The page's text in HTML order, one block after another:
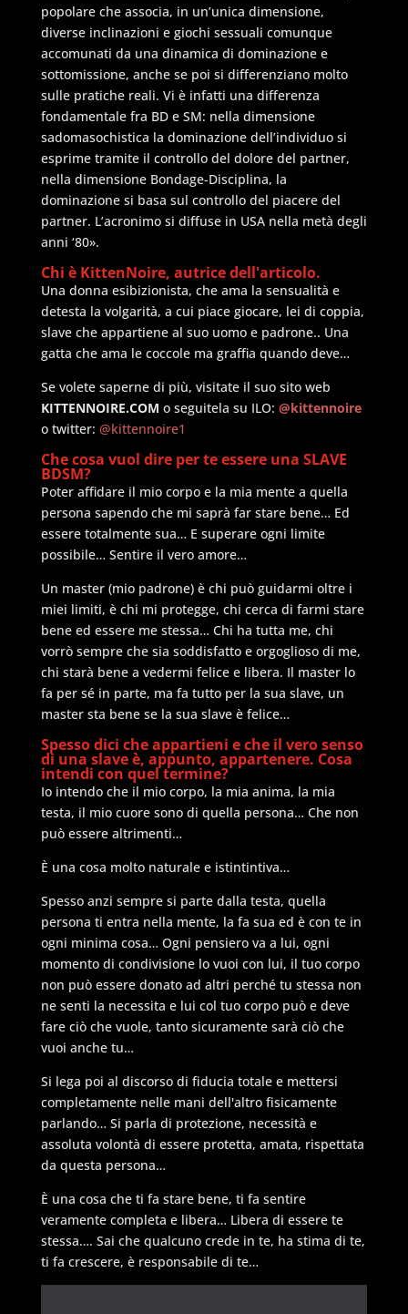
popolare che associa, in un’unica dimensione,
diverse inclinazioni e giochi sessuali comunque
accomunati da una dinamica di dominazione e
sottomissione, anche se poi si differenziano molto
sulle pratiche reali. Vi è infatti una differenza
fondamentale fra BD e SM: nella dimensione
sadomasochistica la dominazione dell’individuo si
esprime tramite il controllo del dolore del partner,
nella dimensione Bondage-Disciplina, la
dominazione si basa sul controllo del piacere del
partner. L’acronimo si diffuse in USA nella metà degli
anni ‘80».
Chi è KittenNoire, autrice dell'articolo.
Una donna esibizionista, che ama la sensualità e
detesta la volgarità, a cui piace giocare, lei di coppia,
slave che appartiene al suo uomo e padrone.. Una
gatta che ama le coccole ma graffia quando deve…
Se volete saperne di più, visitate il suo sito web
KITTENNOIRE.COM o seguitela su ILO: @kittennoire
o twitter: @kittennoire1
Che cosa vuol dire per te essere una SLAVE
BDSM?
Poter affidare il mio corpo e la mia mente a quella
persona sapendo che mi saprà far stare bene… Ed
essere totalmente sua… E superare ogni limite
possibile… Sentire il vero amore…
Un master (mio padrone) è chi può guidarmi oltre i
miei limiti, è chi mi protegge, chi cerca di farmi stare
bene ed essere me stessa… Chi ha tutta me, chi
vorrò sempre che sia soddisfatto e orgoglioso di me,
chi starà bene a vedermi felice e libera. Il master lo
fa per sé in parte, ma fa tutto per la sua slave, un
master sta bene se la sua slave è felice…
Spesso dici che appartieni e che il vero senso
di una slave è, appunto, appartenere. Cosa
intendi con quel termine?
Io intendo che il mio corpo, la mia anima, la mia
testa, il mio cuore sono di quella persona… Che non
può essere altrimenti…
È una cosa molto naturale e istintintiva…
Spesso anzi sempre si parte dalla testa, quella
persona ti entra nella mente, la fa sua ed è con te in
ogni minima cosa… Ogni pensiero va a lui, ogni
momento di condivisione lo vuoi con lui, il tuo corpo
non può essere donato ad altri perché tu stessa non
ne senti la necessita e lui col tuo corpo può e deve
fare ciò che vuole, tanto sicuramente sarà ciò che
vuoi anche tu…
Si lega poi al discorso di fiducia totale e mettersi
completamente nelle mani dell'altro fisicamente
parlando… Si parla di protezione, necessità e
assoluta volontà di essere protetta, amata, rispettata
da questa persona…
È una cosa che ti fa stare bene, ti fa sentire
veramente completa e libera… Libera di essere te
stessa…. Sai che qualcuno crede in te, ha stima di te,
ti fa crescere, è responsabile di te…